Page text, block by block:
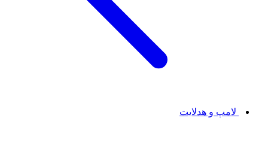
لامپ و هدلایت